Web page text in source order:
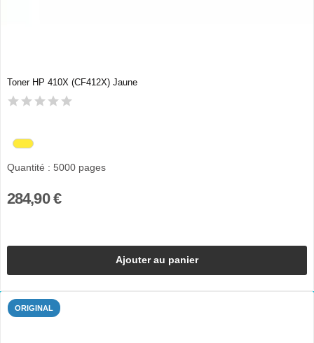
Toner HP 410X (CF412X) Jaune
Quantité : 5000 pages
284,90 €
Ajouter au panier
ORIGINAL